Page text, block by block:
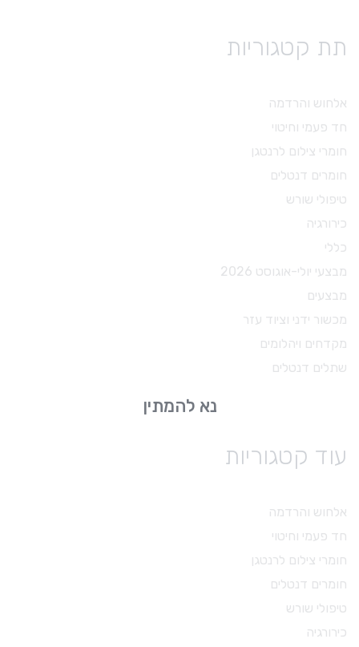
נא להמתין
תת קטגוריות
אלחוש והרדמה
חד פעמי וחיטוי
חומרי צילום לרנטגן
חומרים דנטלים
טיפולי שורש
כירורגיה
כללי
מבצעי יולי-אוגוסט 2026
מבצעים
מכשור ידני וציוד עזר
מקדחים ויהלומים
שתלים דנטלים
עוד קטגוריות
אלחוש והרדמה
חד פעמי וחיטוי
חומרי צילום לרנטגן
חומרים דנטלים
טיפולי שורש
כירורגיה